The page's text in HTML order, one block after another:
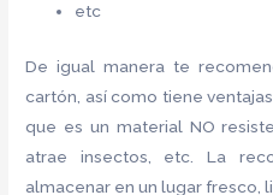
etc
De igual manera te
cartón, así como tiene
que es un material NO
atrae insectos, etc. La
almacenar en un lugar fresco,